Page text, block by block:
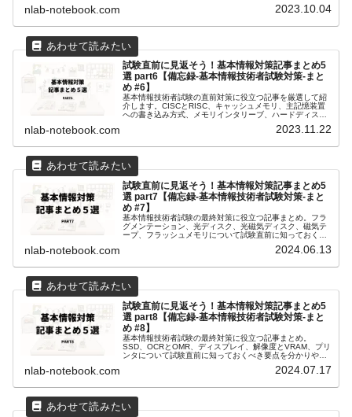
試験前日の夜や試験会場への移動中に見返して、合格に近
nlab-notebook.com 2023.10.04
試験直前に見返そう！基本情報対策記事まとめ5
選 part6【備忘録-基本情報技術者試験対策-まと
め #6】
基本情報技術者試験の直前対策に役立つ記事を厳選して紹
介します。CISCとRISC、キャッシュメモリ、主記憶装置
への書き込み方式、メモリインタリーブ、ハードディスク
ます。試験前日の夜や試験会場への移動中に見返して、合
nlab-notebook.com 2023.11.22
試験直前に見返そう！基本情報対策記事まとめ5
選 part7【備忘録-基本情報技術者試験対策-まと
め #7】
基本情報技術者試験の最終対策に役立つ記事まとめ。フラ
グメンテーション、光ディスク、光磁気ディスク、磁気テ
ープ、フラッシュメモリについて試験直前に知っておくべ
nlab-notebook.com 2024.06.13
試験直前に見返そう！基本情報対策記事まとめ5
選 part8【備忘録-基本情報技術者試験対策-まと
め #8】
基本情報技術者試験の最終対策に役立つ記事まとめ。
SSD、OCRとOMR、ディスプレイ、解像度とVRAM、プリ
ンタについて試験直前に知っておくべき要点を分かりやす
nlab-notebook.com 2024.07.17